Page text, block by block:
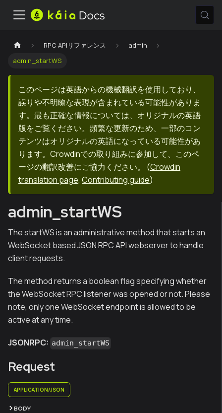
RPC APIリファレンス
admin
admin_startWS
このページは英語からの機械翻訳を使用しており、
誤りや不明瞭な表現が含まれている可能性がありま
す。最も正確な情報については、オリジナルの英語
版をご覧ください。頻繁な更新のため、一部のコン
テンツはオリジナルの英語になっている可能性があ
ります。Crowdinでの取り組みに参加して、このペ
ージの翻訳改善にご協力ください。
(Crowdin
translation page, Contributing guide)
admin_startWS
The startWS is an administrative method that starts an
WebSocket based JSON RPC API webserver to handle
client requests.
The method returns a boolean flag specifying whether
the WebSocket RPC listener was opened or not. Please
note, only one WebSocket endpoint is allowed to be
active at any time.
JSONRPC: admin_startWS
Request
APPLICATION/JSON
BODY